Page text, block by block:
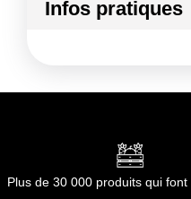
Matière : Carton recyclé
Infos pratiques
Conditions de
Durée totale du
Conformément aux
par le(s)
Plus de 30 000 produits qui